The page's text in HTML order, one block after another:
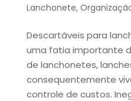
Lanchonete,
Descartáveis para
uma fatia importante
de lanchonetes,
consequentemente
controle de custos.